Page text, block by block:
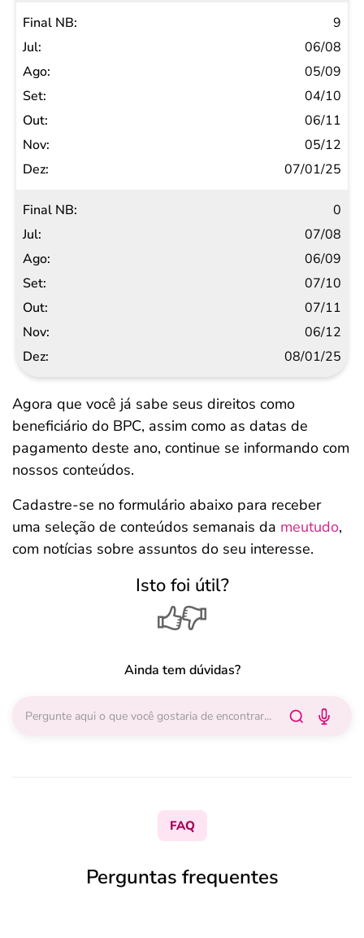
9
06/08
05/09
04/10
06/11
05/12
07/01/25
0
07/08
06/09
07/10
07/11
06/12
08/01/25
Agora que você já sabe seus direitos como
beneficiário do BPC, assim como as datas de
pagamento deste ano, continue se informando com
nossos conteúdos.
Cadastre-se no formulário abaixo para receber
uma seleção de conteúdos semanais da meutudo,
com notícias sobre assuntos do seu interesse.
Isto foi útil?
Ainda tem dúvidas?
FAQ
Perguntas frequentes